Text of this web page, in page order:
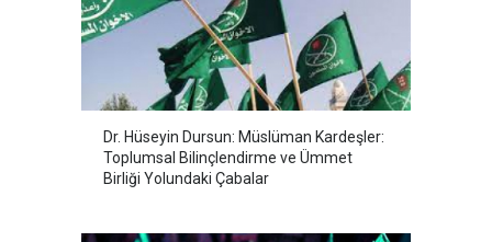
Dr. Hüseyin Dursun: Müslüman Kardeşler:
Toplumsal Bilinçlendirme ve Ümmet
Birliği Yolundaki Çabalar